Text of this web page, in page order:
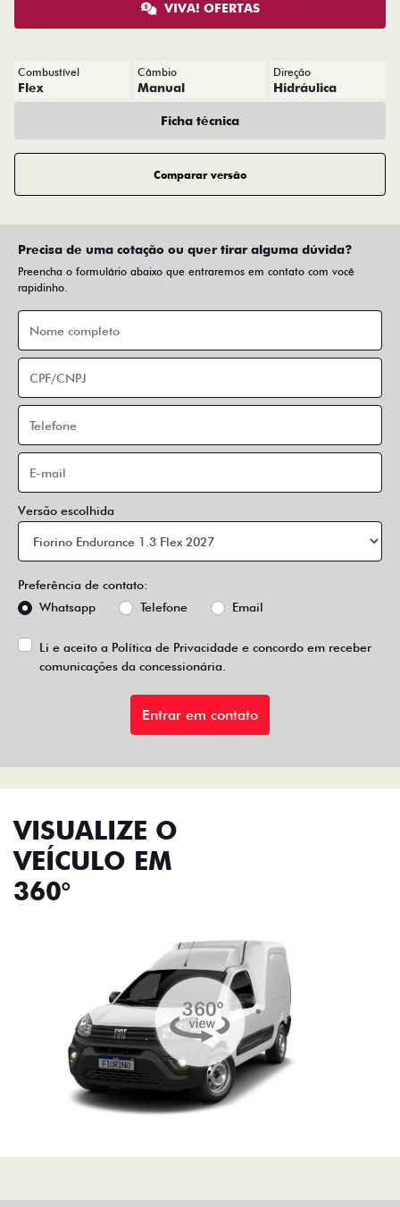
VIVA! OFERTAS
Combustível
Flex
Câmbio
Manual
Direção
Hidráulica
Ficha técnica
Comparar versão
Precisa de uma cotação ou quer tirar alguma dúvida?
Preencha o formulário abaixo que entraremos em contato com você
rapidinho.
Versão escolhida
Preferência de contato:
Whatsapp
Telefone Email
Li e aceito a Política de Privacidade e concordo em receber
comunicações da concessionária.
Entrar em contato
VISUALIZE O
VEÍCULO EM
360°